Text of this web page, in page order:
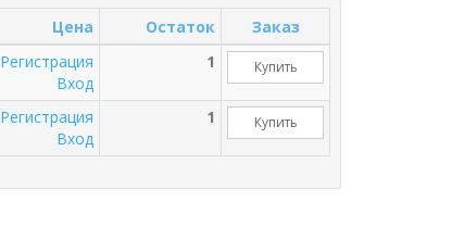
Цена Остаток
Заказ
Регистрация
Вход
1 Купить
Регистрация
Вход
1 Купить